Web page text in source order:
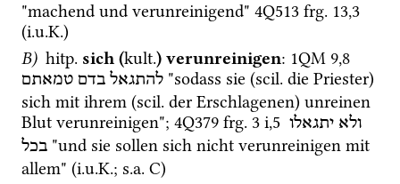
"machend und verunreinigend" 4Q513 frg. 13,3
(i.u.K.)
B) hitp. sich (kult.) verunreinigen: 1QM 9,8
להתגאל בדם טמאתם "sodass sie (scil. die Priester)
sich mit ihrem (scil. der Erschlagenen) unreinen
Blut verunreinigen"; 4Q379 frg. 3 i,5 ולא יתגאלו
בכל "und sie sollen sich nicht verunreinigen mit
allem" (i.u.K.; s.a. C)